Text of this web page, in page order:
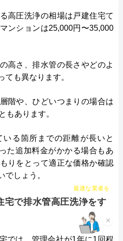
高圧洗浄の相場は戸建住宅て
ンションは25,000円〜35,000
高さ、排水管の長さやどのよ
ても異なります。
階や、ひどいつまりの場合は
もあります。
いる箇所までの距離が長いと
た追加料金がかかる場合もあ
りをとって適正な価格か確認
でしょう。
宅で排水管高圧洗浄をす
×
チャット診断で
最適な業者を
ご提案